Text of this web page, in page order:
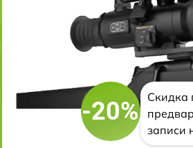
-20%
Скидка
записи